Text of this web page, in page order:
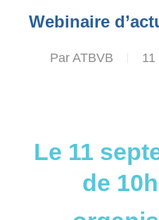
Webinaire
Par ATBVB
Le 11
de